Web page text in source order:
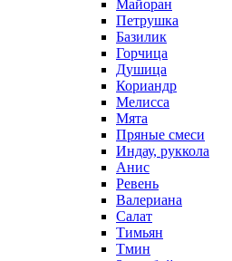
Майоран
Петрушка
Базилик
Горчица
Душица
Кориандр
Мелисса
Мята
Пряные смеси
Индау, руккола
Анис
Ревень
Валериана
Салат
Тимьян
Тмин